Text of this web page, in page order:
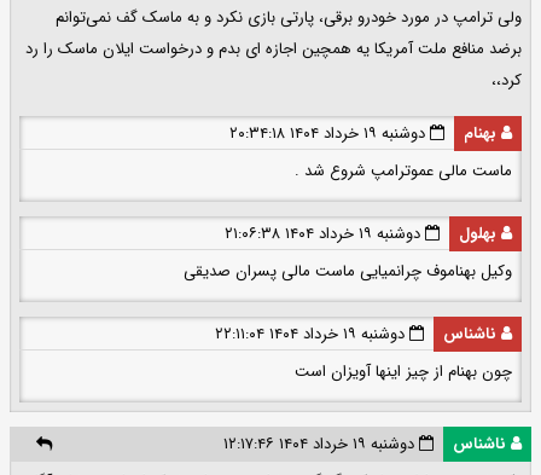
ولی ترامپ در مورد خودرو برقی، پارتی بازی نکرد و به ماسک گف نمی‌توانم
برضد منافع ملت آمریکا یه همچین اجازه ای بدم و درخواست ایلان ماسک را رد
کرد،،
بهنام
دوشنبه ۱۹ خرداد ۱۴۰۴ ۲۰:۳۴:۱۸
ماست مالی عموترامپ شروع شد .
بهلول
دوشنبه ۱۹ خرداد ۱۴۰۴ ۲۱:۰۶:۳۸
وکیل بهناموف چرانمیایی ماست مالی پسران صدیقی
ناشناس
دوشنبه ۱۹ خرداد ۱۴۰۴ ۲۲:۱۱:۰۴
چون بهنام از چیز اینها آویزان است
ناشناس
دوشنبه ۱۹ خرداد ۱۴۰۴ ۱۲:۱۷:۴۶